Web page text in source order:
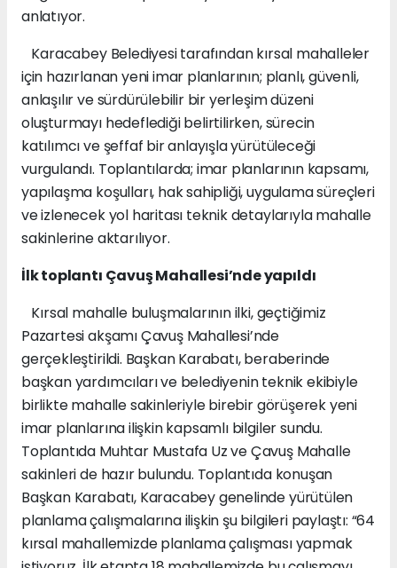
anlatıyor.
Karacabey Belediyesi tarafından kırsal mahalleler
için hazırlanan yeni imar planlarının; planlı, güvenli,
anlaşılır ve sürdürülebilir bir yerleşim düzeni
oluşturmayı hedeflediği belirtilirken, sürecin
katılımcı ve şeffaf bir anlayışla yürütüleceği
vurgulandı. Toplantılarda; imar planlarının kapsamı,
yapılaşma koşulları, hak sahipliği, uygulama süreçleri
ve izlenecek yol haritası teknik detaylarıyla mahalle
sakinlerine aktarılıyor.
İlk toplantı Çavuş Mahallesi’nde yapıldı
Kırsal mahalle buluşmalarının ilki, geçtiğimiz
Pazartesi akşamı Çavuş Mahallesi’nde
gerçekleştirildi. Başkan Karabatı, beraberinde
başkan yardımcıları ve belediyenin teknik ekibiyle
birlikte mahalle sakinleriyle birebir görüşerek yeni
imar planlarına ilişkin kapsamlı bilgiler sundu.
Toplantıda Muhtar Mustafa Uz ve Çavuş Mahalle
sakinleri de hazır bulundu. Toplantıda konuşan
Başkan Karabatı, Karacabey genelinde yürütülen
planlama çalışmalarına ilişkin şu bilgileri paylaştı: “64
kırsal mahallemizde planlama çalışması yapmak